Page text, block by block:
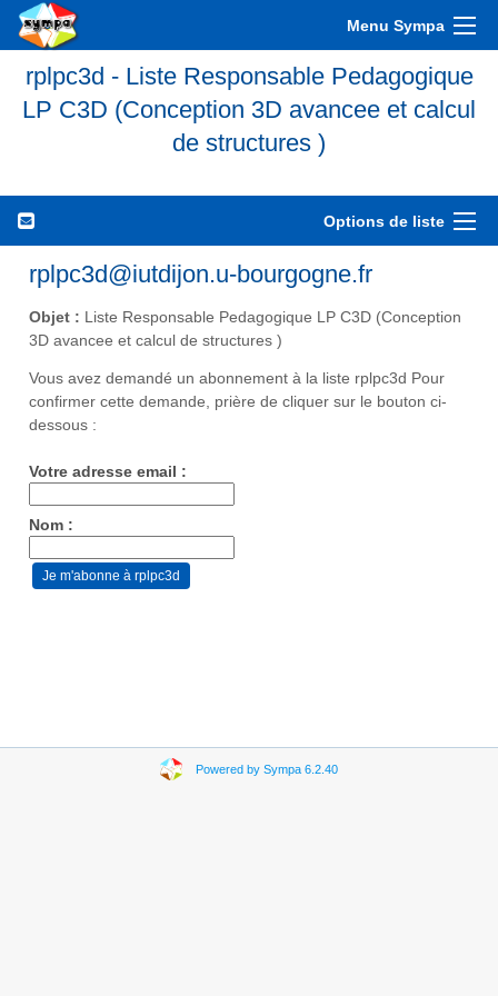
Menu Sympa
rplpc3d - Liste Responsable Pedagogique
LP C3D (Conception 3D avancee et calcul
de structures )
Options de liste
rplpc3d@iutdijon.u-bourgogne.fr
Objet : Liste Responsable Pedagogique LP C3D (Conception
3D avancee et calcul de structures )
Vous avez demandé un abonnement à la liste rplpc3d Pour
confirmer cette demande, prière de cliquer sur le bouton ci-
dessous :
Votre adresse email :
Nom :
Powered by Sympa 6.2.40